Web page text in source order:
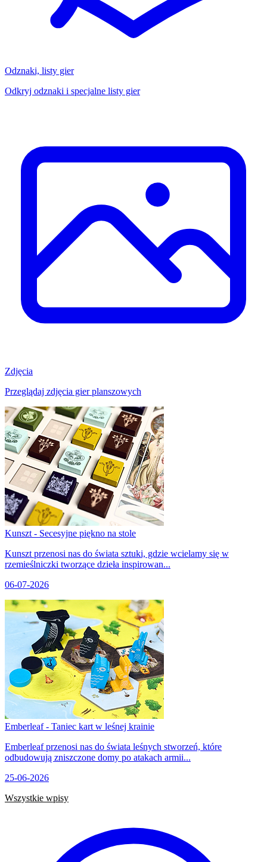
Odznaki, listy gier
Odkryj odznaki i specjalne listy gier
Zdjęcia
Przeglądaj zdjęcia gier planszowych
Kunszt - Secesyjne piękno na stole
Kunszt przenosi nas do świata sztuki, gdzie wcielamy się w
rzemieślniczki tworzące dzieła inspirowan...
06-07-2026
Emberleaf - Taniec kart w leśnej krainie
Emberleaf przenosi nas do świata leśnych stworzeń, które
odbudowują zniszczone domy po atakach armii...
25-06-2026
Wszystkie wpisy